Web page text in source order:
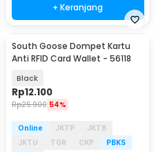
+ Keranjang
South Goose Dompet Kartu
Anti RFID Card Wallet - 56118
Black
Rp12.100
Rp25.900 54%
Online JKTP
JKTB
JKTU
TGR CKP
PBKS